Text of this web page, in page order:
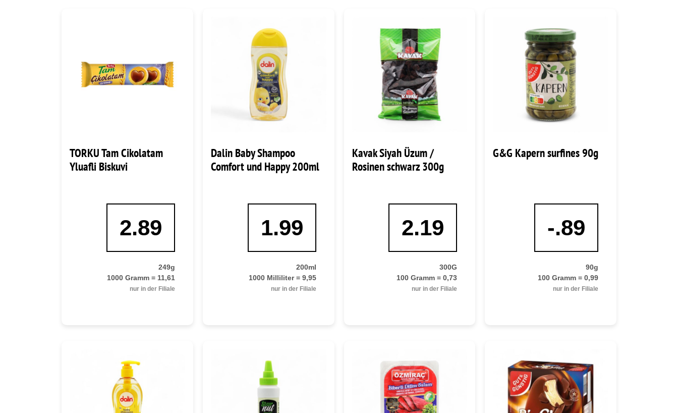
TORKU Tam Cikolatam
Yluafli Biskuvi
2.89
249g
1000 Gramm = 11,61
nur in der Filiale
Dalin Baby Shampoo
Comfort und Happy 200ml
1.99
200ml
1000 Milliliter = 9,95
nur in der Filiale
Kavak Siyah Üzum /
Rosinen schwarz 300g
2.19
300G
100 Gramm = 0,73
nur in der Filiale
G&G Kapern surfines 90g
-.89
90g
100 Gramm = 0,99
nur in der Filiale